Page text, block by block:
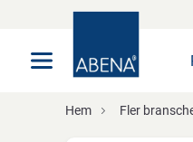
Hem Fler